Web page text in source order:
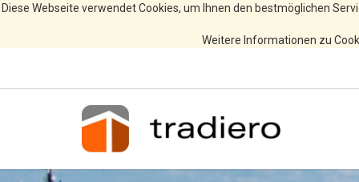
Diese Webseite verwendet Cookies, um Ihnen den bestmöglichen
Weitere Informationen zu